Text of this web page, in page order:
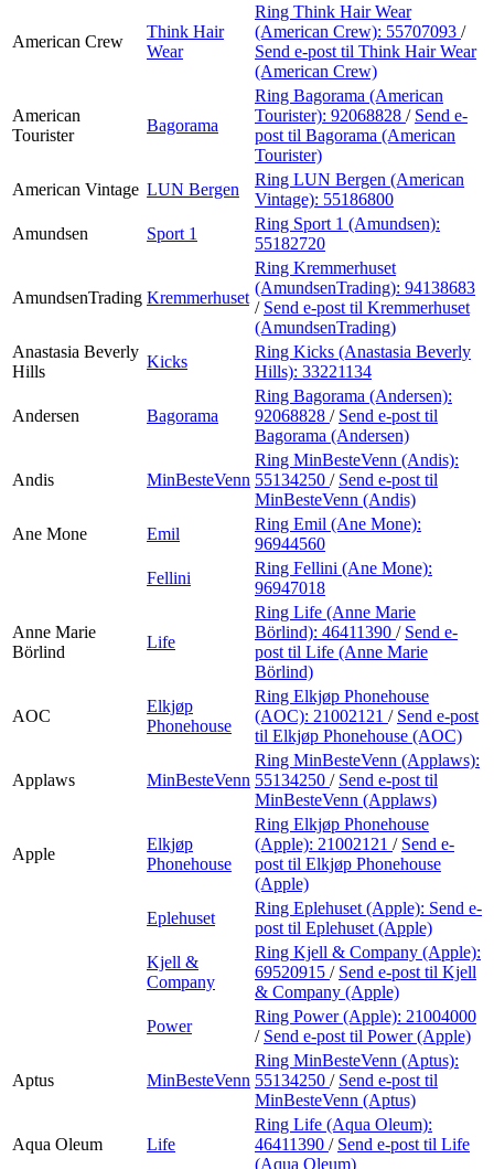
American Crew
Think Hair
Wear
Ring Think Hair Wear
(American Crew): 55707093 /
Send e-post til Think Hair Wear
(American Crew)
American
Tourister
Bagorama
Ring Bagorama (American
Tourister): 92068828 / Send e-
post til Bagorama (American
Tourister)
American Vintage LUN Bergen
Ring LUN Bergen (American
Vintage): 55186800
Amundsen
Sport 1
Ring Sport 1 (Amundsen):
55182720
AmundsenTrading Kremmerhuset
Ring Kremmerhuset
(AmundsenTrading): 94138683
/ Send e-post til Kremmerhuset
(AmundsenTrading)
Anastasia Beverly
Hills
Kicks
Ring Kicks (Anastasia Beverly
Hills): 33221134
Andersen Bagorama
Ring Bagorama (Andersen):
92068828 / Send e-post til
Bagorama (Andersen)
Andis MinBesteVenn
Ring MinBesteVenn (Andis):
55134250 / Send e-post til
MinBesteVenn (Andis)
Ane Mone
Emil
Ring Emil (Ane Mone):
96944560
Fellini
Ring Fellini (Ane Mone):
96947018
Anne Marie
Börlind
Life
Ring Life (Anne Marie
Börlind): 46411390 / Send e-
post til Life (Anne Marie
Börlind)
AOC
Elkjøp
Phonehouse
Ring Elkjøp Phonehouse
(AOC): 21002121 / Send e-post
til Elkjøp Phonehouse (AOC)
Applaws MinBesteVenn
Ring MinBesteVenn (Applaws):
55134250 / Send e-post til
MinBesteVenn (Applaws)
Apple
Elkjøp
Phonehouse
Ring Elkjøp Phonehouse
(Apple): 21002121 / Send e-
post til Elkjøp Phonehouse
(Apple)
Eplehuset
Ring Eplehuset (Apple): Send e-
post til Eplehuset (Apple)
Kjell &
Company
Ring Kjell & Company (Apple):
69520915 / Send e-post til Kjell
& Company (Apple)
Power
Ring Power (Apple): 21004000
/ Send e-post til Power (Apple)
Aptus MinBesteVenn
Ring MinBesteVenn (Aptus):
55134250 / Send e-post til
MinBesteVenn (Aptus)
Aqua Oleum Life
Ring Life (Aqua Oleum):
46411390 / Send e-post til Life
(Aqua Oleum)